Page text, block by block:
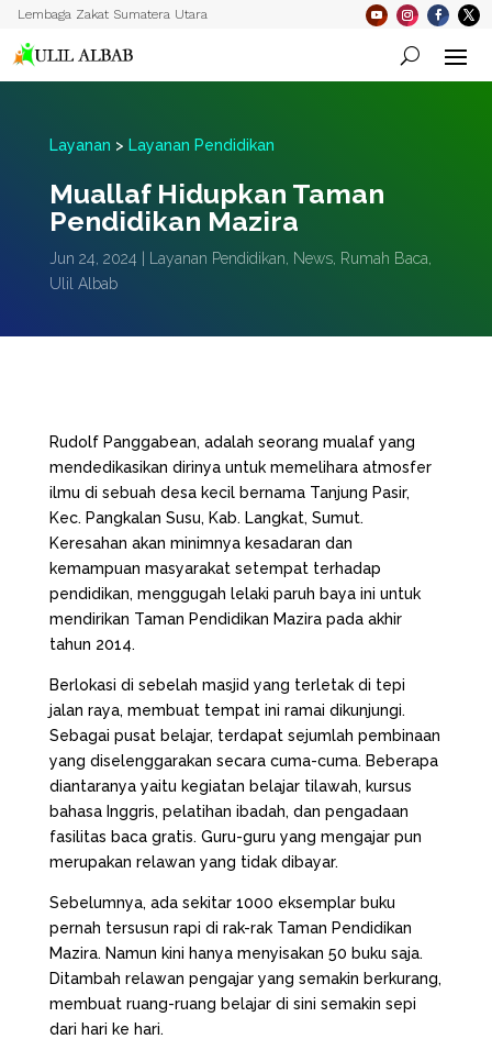
Lembaga Zakat Sumatera Utara
Layanan > Layanan Pendidikan
Muallaf Hidupkan Taman
Pendidikan Mazira
Jun 24, 2024 Layanan Pendidikan News, Rumah Baca
Ulil Albab
Rudolf Panggabean, adalah seorang mualaf yang
mendedikasikan dirinya untuk memelihara atmosfer
ilmu di sebuah desa kecil bernama Tanjung Pasir,
Kec. Pangkalan Susu, Kab. Langkat, Sumut.
Keresahan akan minimnya kesadaran dan
kemampuan masyarakat setempat terhadap
pendidikan, menggugah lelaki paruh baya ini untuk
mendirikan Taman Pendidikan Mazira pada akhir
tahun 2014.
Berlokasi di sebelah masjid yang terletak di tepi
jalan raya, membuat tempat ini ramai dikunjungi.
Sebagai pusat belajar, terdapat sejumlah pembinaan
yang diselenggarakan secara cuma-cuma. Beberapa
diantaranya yaitu kegiatan belajar tilawah, kursus
bahasa Inggris, pelatihan ibadah, dan pengadaan
fasilitas baca gratis. Guru-guru yang mengajar pun
merupakan relawan yang tidak dibayar.
Sebelumnya, ada sekitar 1000 eksemplar buku
pernah tersusun rapi di rak-rak Taman Pendidikan
Mazira. Namun kini hanya menyisakan 50 buku saja.
Ditambah relawan pengajar yang semakin berkurang,
membuat ruang-ruang belajar di sini semakin sepi
dari hari ke hari.